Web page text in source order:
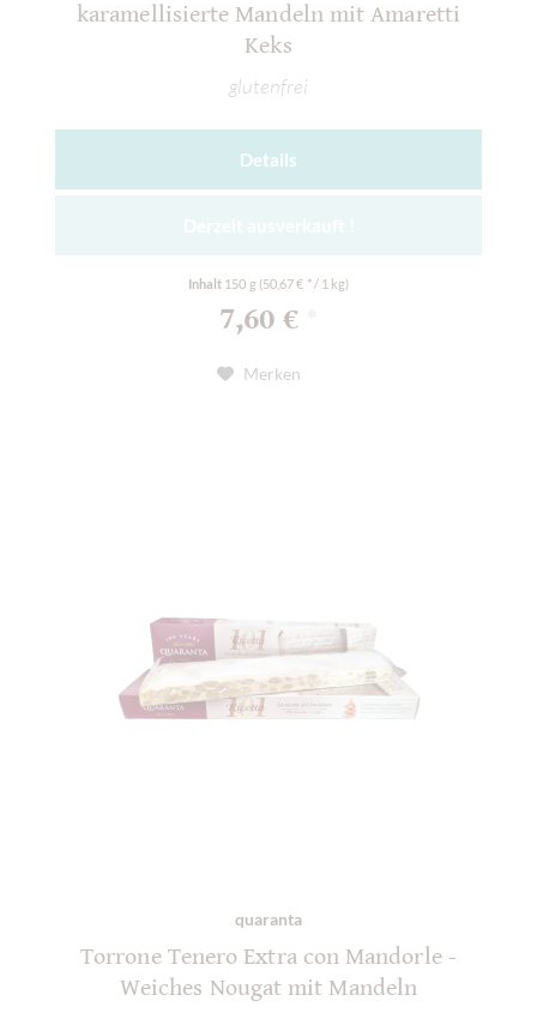
karamellisierte Mandeln mit Amaretti
Keks
glutenfrei
Details
Inhalt 150 g (50,67 € * / 1 kg)
7,60 €
Merken
quaranta
Torrone Tenero Extra con Mandorle -
Weiches Nougat mit Mandeln